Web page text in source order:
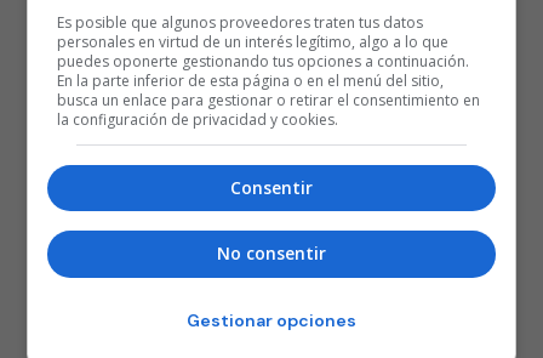
Es posible que algunos proveedores traten tus datos
personales en virtud de un interés legítimo, algo a lo que
puedes oponerte gestionando tus opciones a continuación.
En la parte inferior de esta página o en el menú del sitio,
busca un enlace para gestionar o retirar el consentimiento en
la configuración de privacidad y cookies.
Consentir
No consentir
Gestionar opciones